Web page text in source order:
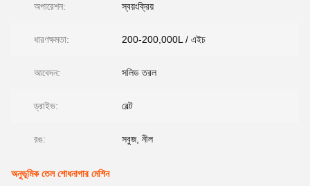
অপারেশন: স্বয়ংক্রিয়
ধারণক্ষমতা: 200-200,000L / এইচ
আবেদন: সলিড তরল
ড্রাইভ: বেল্ট
রঙ: সবুজ, নীল
অনুভূমিক তেল শোধনাগার মেশিন